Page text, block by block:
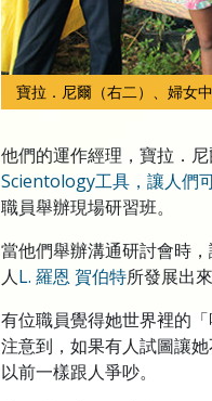
寶拉．尼爾（右二）、婦女
他們的運作經理，寶拉．
Scientology工具，讓人們
職員舉辦現場研習班。
當他們舉辦溝通研討會時
人L. 羅恩 賀伯特所發展出
有位職員覺得她世界裡的
注意到，如果有人試圖讓
以前一樣跟人爭吵。